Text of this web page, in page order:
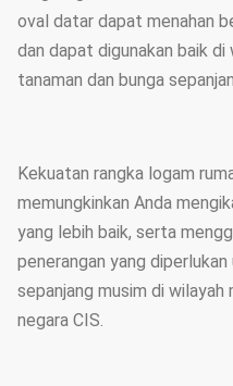
oval datar dapat menahan
dan dapat digunakan baik
tanaman dan bunga
Kekuatan rangka logam
memungkinkan Anda
yang lebih baik, serta
penerangan yang
sepanjang musim di wilayah
negara CIS.